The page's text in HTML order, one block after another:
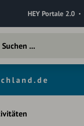
HEY Portale 2.0